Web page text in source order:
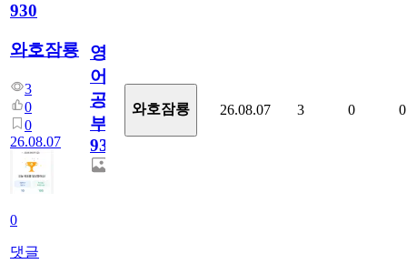
930
와호잠룡
3
0
0
26.08.07
0
댓글
영
어
공
부
930
와호잠룡 26.08.07 3 0 0